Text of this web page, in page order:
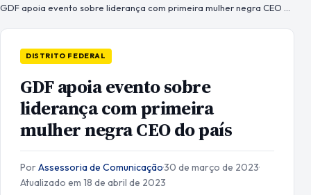
DISTRITO FEDERAL
GDF apoia evento sobre
liderança com primeira
mulher negra CEO do país
PorAssessoria de Comunicação·30 de março de 2023·
Atualizado em 18 de abril de 2023